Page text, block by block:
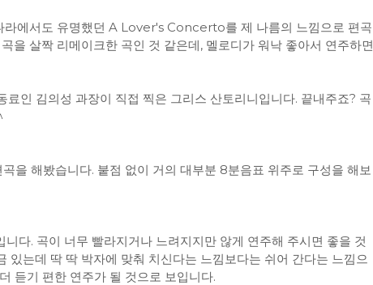
에서도 유명했던 A Lover's Concerto를 제 나름의 느낌으로 편곡
을 살짝 리메이크한 곡인 것 같은데, 멜로디가 워낙 좋아서 연주하면
료인 김의성 과장이 직접 찍은 그리스 산토리니입니다. 끝내주죠? 곡
을 해봤습니다. 붙점 없이 거의 대부분 8분음표 위주로 구성을 해보
다. 곡이 너무 빨라지거나 느려지지만 않게 연주해 주시면 좋을 것
있는데 딱 딱 박자에 맞춰 치신다는 느낌보다는 쉬어 간다는 느낌으
듣기 편한 연주가 될 것으로 보입니다.